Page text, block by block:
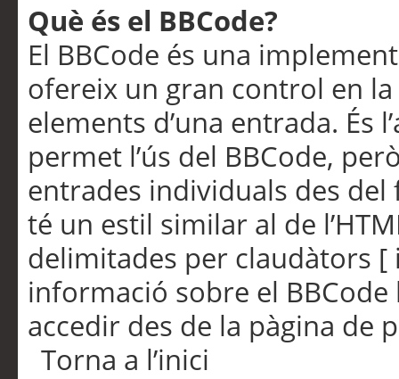
Què és el BBCode?
El BBCode és una
ofereix un gran control en
elements d’una entrada. És
permet l’ús del BBCode,
entrades individuals des
té un estil similar al de
delimitades per claudàtors [
informació sobre el
accedir des de la pàgina de
Torna a l’inici